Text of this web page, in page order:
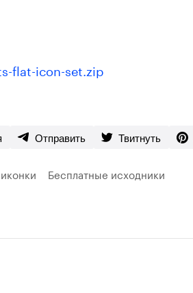
flat-icon-set.zip
Отправить Твитнуть
Бесплатные исходники